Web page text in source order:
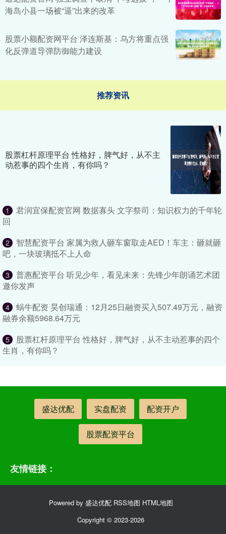
海岛小县一场被“逼”出来的改革
股票小额配资网平台 泽连斯基：乌方将重点强
化反弹道导弹防御能力建设
推荐资讯
股票杠杆原理平台 性格好，脾气好，从不主
动惹事的四个生肖，有你吗？
1
君润宜保配资官网 数据寡头 文字祭司：知识权力的千年轮
回
2
智慧配资平台 家属为救人砸车窗取走AED！车主：砸就砸
吧，一块玻璃抵不上人命
3
普惠配资平台 听见少年，看见未来：先锋少年朗诵艺术团
邀你发声
4
蜗牛配资 昊创瑞通：12月25日融资买入507.49万元，融资
融券余额5968.64万元
5
股票杠杆原理平台 性格好，脾气好，从不主动惹事的四个
生肖，有你吗？
盛达优配 实盘配资 配资开户
股票配资平台
友情链接：
Powered by 盛达优配 RSS地图 HTML地图
Copyright © 2023-2026